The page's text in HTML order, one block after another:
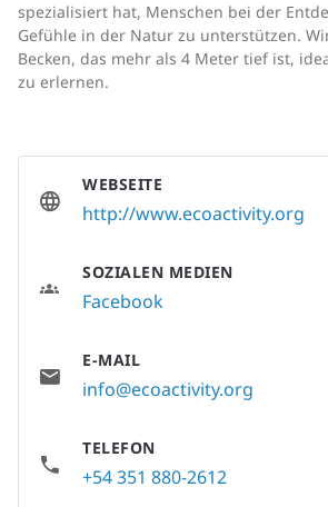
spezialisiert hat, Menschen bei der
Gefühle in der Natur zu unterstützen.
Becken, das mehr als 4 Meter tief ist,
zu erlernen.
WEBSEITE
http://www.ecoactivity.org
SOZIALEN MEDIEN
Facebook
E-MAIL
info@ecoactivity.org
TELEFON
+54 351 880-2612